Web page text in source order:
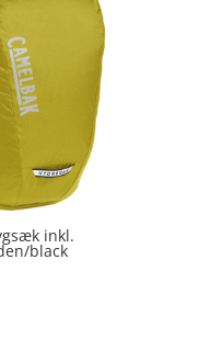
inkl.
black